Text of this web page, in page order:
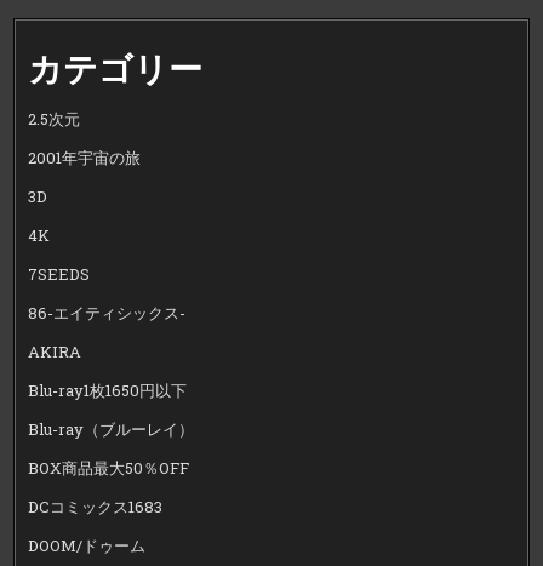
カテゴリー
2.5次元
2001年宇宙の旅
3D
4K
7SEEDS
86-エイティシックス-
AKIRA
Blu-ray1枚1650円以下
Blu-ray（ブルーレイ）
BOX商品最大50％OFF
DCコミックス1683
DOOM/ドゥーム